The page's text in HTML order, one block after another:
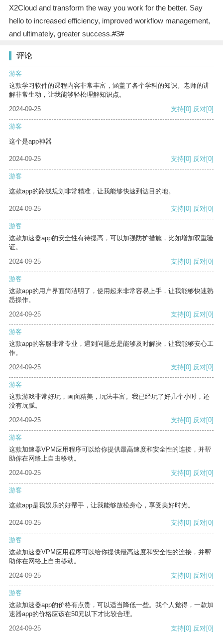
X2Cloud and transform the way you work for the better. Say
hello to increased efficiency, improved workflow management,
and ultimately, greater success.#3#
评论
游客
这款学习软件的课程内容非常丰富，涵盖了各个学科的知识。老师的讲
解非常生动，让我能够轻松理解知识点。
2024-09-25
支持[0] 反对[0]
游客
这个是app神器
2024-09-25 支持[0] 反对[0]
游客
这款app的路线规划非常精准，让我能够快速到达目的地。
2024-09-25 支持[0] 反对[0]
游客
这款加速器app的安全性有待提高，可以加强防护措施，比如增加双重验
证。
2024-09-25
支持[0] 反对[0]
游客
这款app的用户界面简洁明了，使用起来非常容易上手，让我能够快速熟
悉操作。
2024-09-25
支持[0] 反对[0]
游客
这款app的客服非常专业，遇到问题总是能够及时解决，让我能够安心工
作。
2024-09-25
支持[0] 反对[0]
游客
这款游戏非常好玩，画面精美，玩法丰富。我已经玩了好几个小时，还
没有玩腻。
2024-09-25
支持[0] 反对[0]
游客
这款加速器VPM应用程序可以给你提供最高速度和安全性的连接，并帮
助你在网络上自由移动。
2024-09-25
支持[0] 反对[0]
游客
这款app是我娱乐的好帮手，让我能够放松身心，享受美好时光。
2024-09-25 支持[0] 反对[0]
游客
这款加速器VPM应用程序可以给你提供最高速度和安全性的连接，并帮
助你在网络上自由移动。
2024-09-25
支持[0] 反对[0]
游客
这款加速器app的价格有点贵，可以适当降低一些。我个人觉得，一款加
速器app的价格应该在50元以下才比较合理。
2024-09-25
支持[0] 反对[0]